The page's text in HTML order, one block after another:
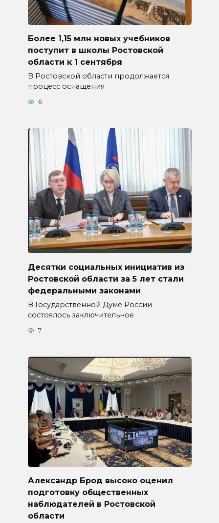
Более 1,15 млн новых учебников
поступит в школы Ростовской
области к 1 сентября
В Ростовской области продолжается
процесс оснащения
6
Десятки социальных инициатив из
Ростовской области за 5 лет стали
федеральными законами
В Государственной Думе России
состоялось заключительное
7
Александр Брод высоко оценил
подготовку общественных
наблюдателей в Ростовской
области